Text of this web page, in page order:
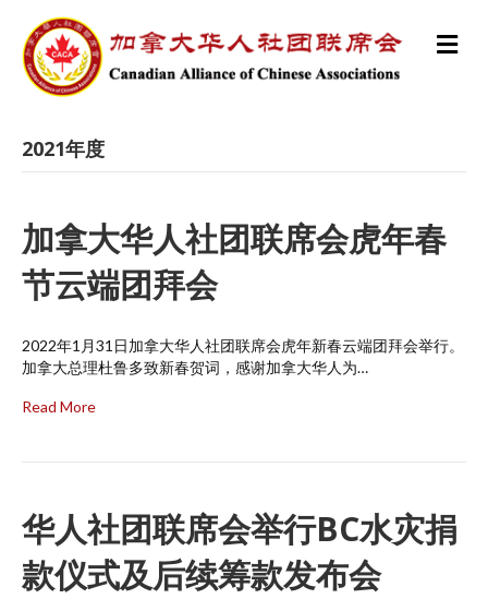
M
e
2021年度
加拿大华人社团联席会虎年春
节云端团拜会
2022年1月31日加拿大华人社团联席会虎年新春云端团拜会举行。
加拿大总理杜鲁多致新春贺词，感谢加拿大华人为…
Read More
华人社团联席会举行BC水灾捐
款仪式及后续筹款发布会